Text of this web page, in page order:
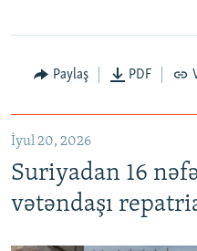
Auto
Paylaş PDF
İyul 20, 2026
Suriyadan 16
vətəndaşı